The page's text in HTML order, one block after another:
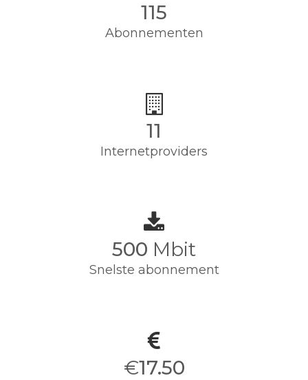
115
Abonnementen
11
Internetproviders
500 Mbit
Snelste abonnement
€17.50